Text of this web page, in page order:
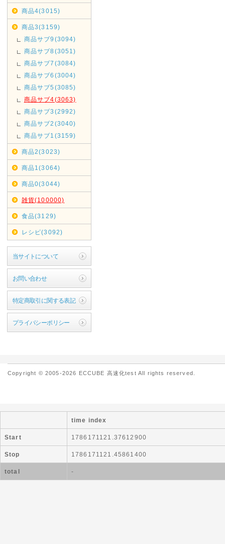
商品4(3015)
商品3(3159)
商品サブ9(3094)
商品サブ8(3051)
商品サブ7(3084)
商品サブ6(3004)
商品サブ5(3085)
商品サブ4(3063)
商品サブ3(2992)
商品サブ2(3040)
商品サブ1(3159)
商品2(3023)
商品1(3064)
商品0(3044)
雑貨(100000)
食品(3129)
レシピ(3092)
当サイトについて
お問い合わせ
特定商取引に関する表記
プライバシーポリシー
Copyright © 2005-2026 ECCUBE 高速化test All rights reserved.
time index
Start 1786171121.37612900
Stop 1786171121.45861400
total -